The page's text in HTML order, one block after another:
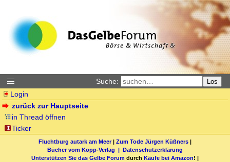
Suche: Los
Login
zurück zur Hauptseite
in Thread öffnen
Ticker
Fluchtburg autark am Meer| Zum Tode Jürgen Küßners |
Bücher vom Kopp-Verlag | Datenschutzerklärung
Unterstützen Sie das Gelbe Forum durch Käufe bei Amazon! |